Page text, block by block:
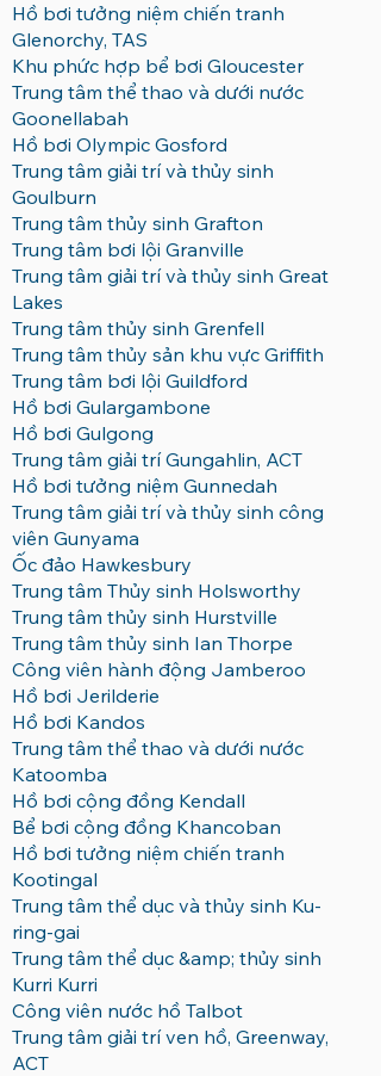
Hồ bơi tưởng niệm chiến tranh
Glenorchy, TAS
Khu phức hợp bể bơi Gloucester
Trung tâm thể thao và dưới nước
Goonellabah
Hồ bơi Olympic Gosford
Trung tâm giải trí và thủy sinh
Goulburn
Trung tâm thủy sinh Grafton
Trung tâm bơi lội Granville
Trung tâm giải trí và thủy sinh Great
Lakes
Trung tâm thủy sinh Grenfell
Trung tâm thủy sản khu vực Griffith
Trung tâm bơi lội Guildford
Hồ bơi Gulargambone
Hồ bơi Gulgong
Trung tâm giải trí Gungahlin, ACT
Hồ bơi tưởng niệm Gunnedah
Trung tâm giải trí và thủy sinh công
viên Gunyama
Ốc đảo Hawkesbury
Trung tâm Thủy sinh Holsworthy
Trung tâm thủy sinh Hurstville
Trung tâm thủy sinh Ian Thorpe
Công viên hành động Jamberoo
Hồ bơi Jerilderie
Hồ bơi Kandos
Trung tâm thể thao và dưới nước
Katoomba
Hồ bơi cộng đồng Kendall
Bể bơi cộng đồng Khancoban
Hồ bơi tưởng niệm chiến tranh
Kootingal
Trung tâm thể dục và thủy sinh Ku-
ring-gai
Trung tâm thể dục &amp; thủy sinh
Kurri Kurri
Công viên nước hồ Talbot
Trung tâm giải trí ven hồ, Greenway,
ACT